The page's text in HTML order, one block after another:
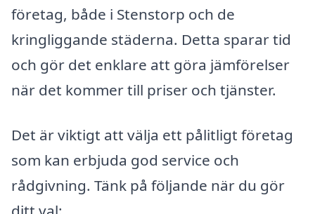
företag, både i Stenstorp och de
kringliggande städerna. Detta sparar tid
och gör det enklare att göra jämförelser
när det kommer till priser och tjänster.
Det är viktigt att välja ett pålitligt företag
som kan erbjuda god service och
rådgivning. Tänk på följande när du gör